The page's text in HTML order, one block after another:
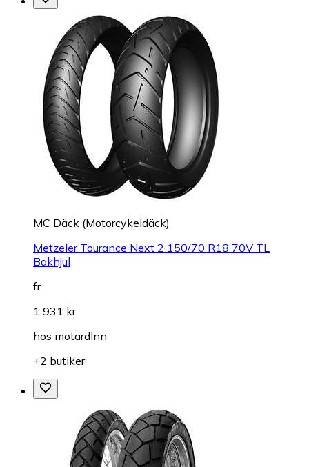
MC Däck (Motorcykeldäck)
Metzeler Tourance Next 2 150/70 R18 70V TL
Bakhjul
fr.
1 931 kr
hos motardInn
+2 butiker